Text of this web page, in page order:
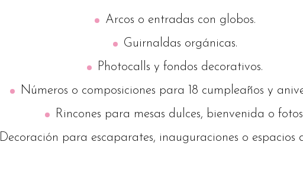
Arcos o entradas con globos.
Guirnaldas orgánicas.
Photocalls y fondos decorativos.
Números o composiciones para 18 cumpleaños y
Rincones para mesas dulces, bienvenida o
Decoración para escaparates, inauguraciones o espacios